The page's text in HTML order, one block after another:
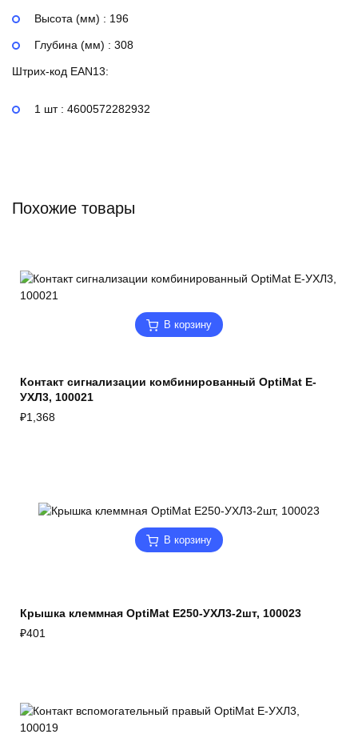
Высота (мм) : 196
Глубина (мм) : 308
Штрих-код EAN13:
1 шт : 4600572282932
Похожие товары
В корзину
Контакт сигнализации комбинированный OptiMat E-
УХЛ3, 100021
₽1,368
В корзину
Крышка клеммная OptiMat E250-УХЛ3-2шт, 100023
₽401